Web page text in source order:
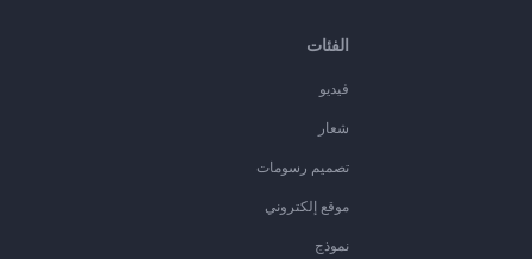
الفئات
فيديو
شعار
تصميم رسومات
موقع إلكتروني
نموذج